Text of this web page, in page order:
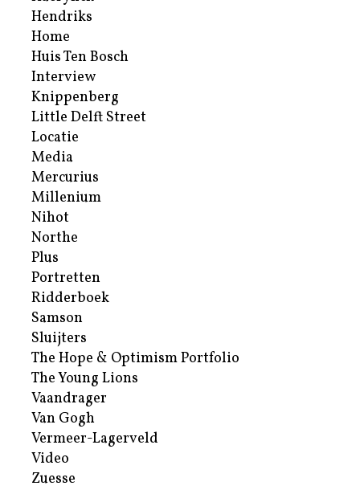
Hendriks
Home
Huis Ten Bosch
Interview
Knippenberg
Little Delft Street
Locatie
Media
Mercurius
Millenium
Nihot
Northe
Plus
Portretten
Ridderboek
Samson
Sluijters
The Hope & Optimism Portfolio
The Young Lions
Vaandrager
Van Gogh
Vermeer-Lagerveld
Video
Zuesse